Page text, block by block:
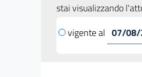
stai visualizzando
vigente al